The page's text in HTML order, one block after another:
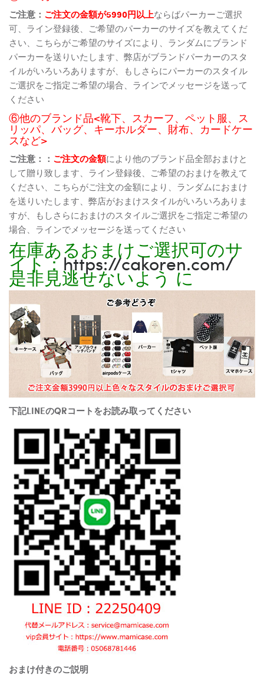
ご注意： ご注文の金額が5990円以上ならばパーカーご選択
可、ライン登録後、ご希望のパーカーのサイズを教えてくだ
さい、こちらがご希望のサイズにより、ランダムにブランド
パーカーを送りいたします、弊店がブランドパーカーのスタ
イルがいろいろありますが、もしさらにパーカーのスタイル
ご選択をご指定ご希望の場合、ラインでメッセージを送って
ください
⑥他のブランド品<靴下、スカーフ、ペット服、ス
リッパ、バッグ、キーホルダー、財布、カードケー
スなど>
ご注意：： ご注文の金額により他のブランド品全部おまけと
して贈り致します、ライン登録後、ご希望のおまけを教えて
ください、こちらがご注文の金額により、ランダムにおまけ
を送りいたします、弊店がおまけスタイルがいろいろありま
すが、もしさらにおまけのスタイルご選択をご指定ご希望の
場合、ラインでメッセージを送ってください
在庫あるおまけご選択可のサ
イト：https://cakoren.com/
是非見逃せないよう に
下記LINEのQRコートをお読み取ってください
おまけ付きのご説明